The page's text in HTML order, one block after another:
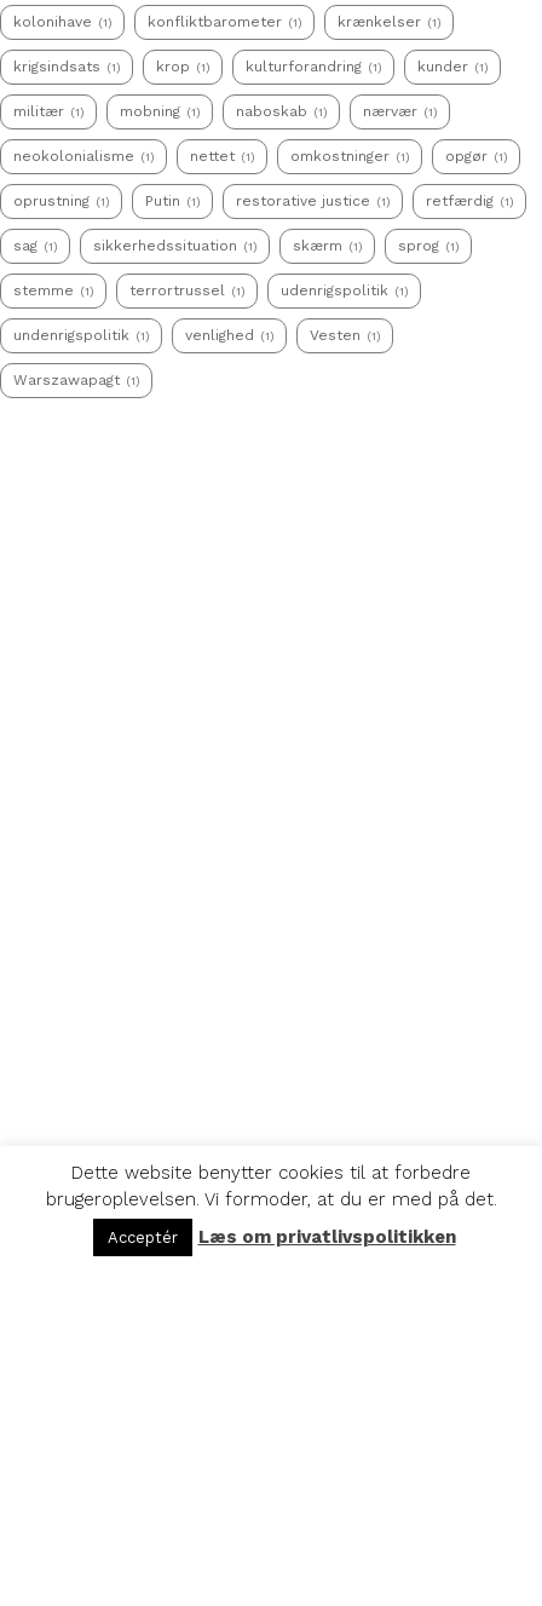
kolonihave (1) konfliktbarometer (1) krænkelser (1)
krigsindsats (1) krop (1) kulturforandring (1) kunder (1)
militær (1) mobning (1) naboskab (1) nærvær (1)
neokolonialisme (1) nettet (1) omkostninger (1) opgør (1)
oprustning (1) Putin (1) restorative justice (1) retfærdig (1)
sag (1) sikkerhedssituation (1) skærm (1) sprog (1)
stemme (1) terrortrussel (1) udenrigspolitik (1)
undenrigspolitik (1) venlighed (1) Vesten (1)
Warszawapagt (1)
Dette website benytter cookies til at forbedre
brugeroplevelsen. Vi formoder, at du er med på det.
Acceptér Læs om privatlivspolitikken